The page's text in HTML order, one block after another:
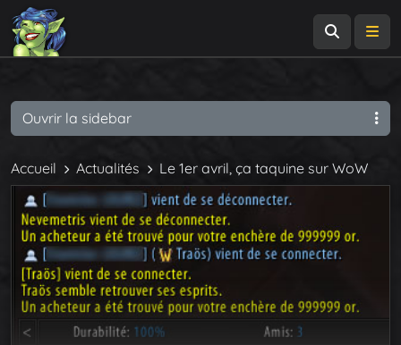
Accueil Actualités Le 1er avril, ça taquine sur WoW
Ouvrir la sidebar